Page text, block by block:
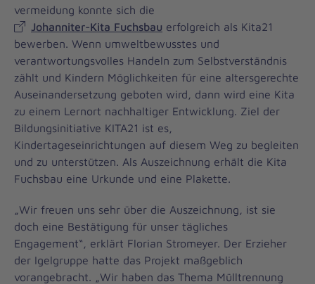
vermeidung konnte sich die
Johanniter-Kita Fuchsbau erfolgreich als Kita21
bewerben. Wenn umweltbewusstes und
verantwortungsvolles Handeln zum Selbstverständnis
zählt und Kindern Möglichkeiten für eine altersgerechte
Auseinandersetzung geboten wird, dann wird eine Kita
zu einem Lernort nachhaltiger Entwicklung. Ziel der
Bildungsinitiative KITA21 ist es,
Kindertageseinrichtungen auf diesem Weg zu begleiten
und zu unterstützen. Als Auszeichnung erhält die Kita
Fuchsbau eine Urkunde und eine Plakette.
„Wir freuen uns sehr über die Auszeichnung, ist sie
doch eine Bestätigung für unser tägliches
Engagement“, erklärt Florian Stromeyer. Der Erzieher
der Igelgruppe hatte das Projekt maßgeblich
vorangebracht. „Wir haben das Thema Mülltrennung